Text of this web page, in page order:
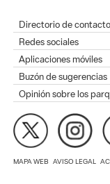
Directorio de contacto
Redes sociales
Aplicaciones móviles
Buzón de sugerencias
Opinión sobre los
MAPA WEB AVISO LEGAL